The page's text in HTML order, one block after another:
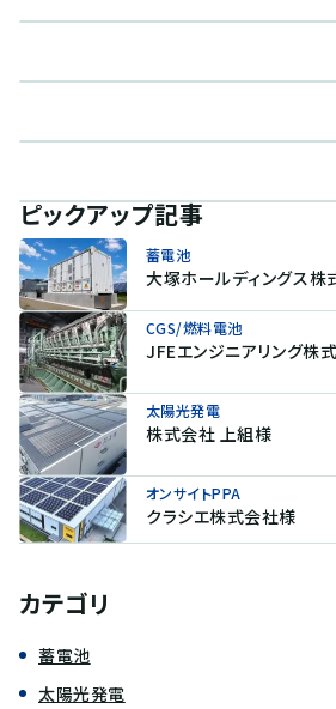
ピックアップ記事
蓄電池
大塚ホールディングス株
CGS/燃料電池
JFEエンジニアリング株
太陽光発電
株式会社 上組様
オンサイトPPA
クラシエ株式会社様
カテゴリ
蓄電池
太陽光発電